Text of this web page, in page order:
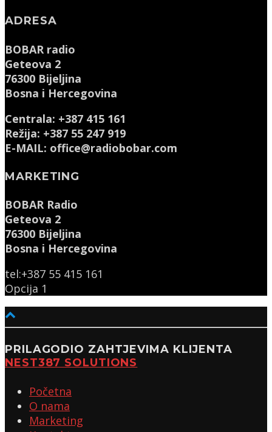
ADRESA
BOBAR radio
Geteova 2
76300 Bijeljina
Bosna i Hercegovina
Centrala: +387 415 161
Režija: +387 55 247 919
E-MAIL: office@radiobobar.com
MARKETING
BOBAR Radio
Geteova 2
76300 Bijeljina
Bosna i Hercegovina
tel:+387 55 415 161
Opcija 1
PRILAGODIO ZAHTJEVIMA KLIJENTA
NEST387 SOLUTIONS
Početna
O nama
Marketing